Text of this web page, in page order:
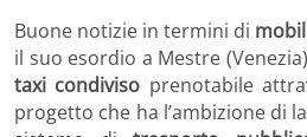
Buone notizie in termini di
il suo esordio a Mestre (Venezia)
taxi condiviso prenotabile
progetto che ha l’ambizione di